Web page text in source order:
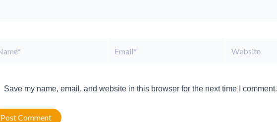
Save my name, email, and website in this browser for the next time I comment.